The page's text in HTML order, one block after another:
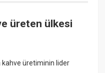
üreten ülkesi
kahve üretiminin lider